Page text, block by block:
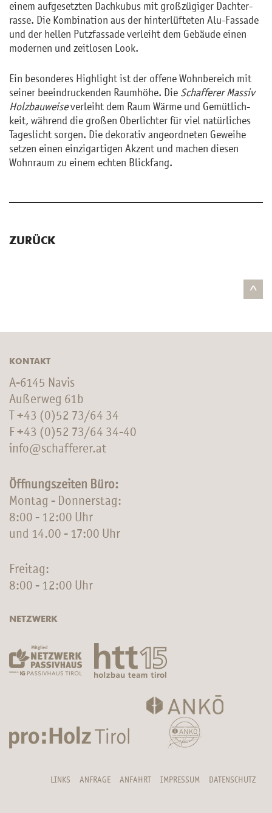
einem auf­ge­setz­ten Dach­ku­bus mit gro­ßzü­gi­ger Dach­ter­
ras­se. Die Kom­bi­na­ti­on aus der hin­ter­lüf­te­ten Alu-Fas­sa­de
und der hel­len Putz­fas­sa­de ver­leiht dem Ge­bäu­de einen
mo­der­nen und zeit­lo­sen Look.
Ein be­son­de­res High­light ist der of­fe­ne Wohn­be­reich mit
sei­ner be­ein­dru­cken­den Raum­hö­he. Die Schaf­fe­rer Mas­siv
Holz­bau­wei­sever­leiht dem Raum Wärme und Ge­müt­lich­
keit, wäh­rend die gro­ßen Ober­lich­ter für viel na­tür­li­ches
Ta­ges­licht sor­gen. Die de­ko­ra­tiv an­ge­ord­ne­ten Ge­wei­he
set­zen einen ein­zig­ar­ti­gen Ak­zent und ma­chen die­sen
Wohn­raum zu einem ech­ten Blick­fang.
ZURÜCK
^
KONTAKT
A-6145 Navis
Außerweg 61b
T +43 (0)52 73/64 34
F +43 (0)52 73/64 34-40
info@schafferer.at
Öffnungszeiten Büro:
Montag - Donnerstag:
8:00 - 12:00 Uhr
und 14.00 - 17:00 Uhr
Freitag:
8:00 - 12:00 Uhr
NETZWERK
LINKS ANFRAGE ANFAHRT IMPRESSUM DATENSCHUTZ